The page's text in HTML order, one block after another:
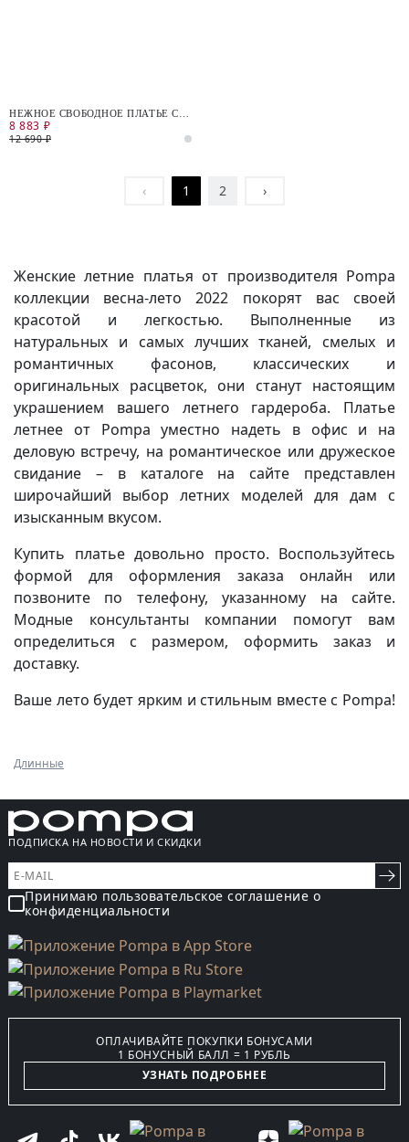
НЕЖНОЕ СВОБОДНОЕ ПЛАТЬЕ С
ЦВЕТОЧНЫМ ПРИНТОМ
8 883 ₽
12 690 ₽
‹ 1 2 ›
Женские летние платья от производителя Pompa
коллекции весна-лето 2022 покорят вас своей
красотой и легкостью. Выполненные из
натуральных и самых лучших тканей, смелых и
романтичных фасонов, классических и
оригинальных расцветок, они станут настоящим
украшением вашего летнего гардероба. Платье
летнее от Pompa уместно надеть в офис и на
деловую встречу, на романтическое или дружеское
свидание – в каталоге на сайте представлен
широчайший выбор летних моделей для дам с
изысканным вкусом.
Купить платье довольно просто. Воспользуйтесь
формой для оформления заказа онлайн или
позвоните по телефону, указанному на сайте.
Модные консультанты компании помогут вам
определиться с размером, оформить заказ и
доставку.
Ваше лето будет ярким и стильным вместе с Pompa!
Длинные
ПОДПИСКА НА НОВОСТИ И СКИДКИ
Принимаю пользовательское соглашение о
конфиденциальности
ОПЛАЧИВАЙТЕ ПОКУПКИ БОНУСАМИ
1 БОНУСНЫЙ БАЛЛ = 1 РУБЛЬ
УЗНАТЬ ПОДРОБНЕЕ